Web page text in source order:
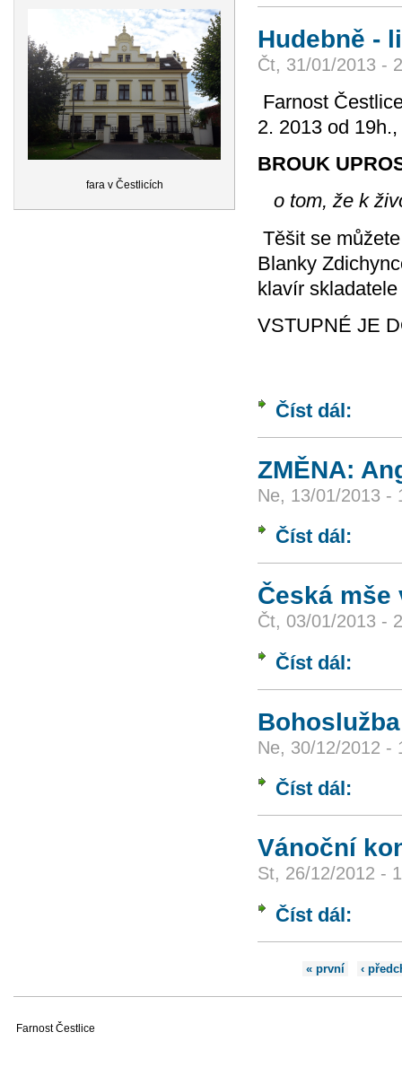
fara v Čestlicích
Hudebně -
Čt, 31/01/2013 -
Farnost
2. 2013 od
BROUK
o tom, že k
Těšit se
Blanky
klavír
VSTUPNÉ JE
Číst dál:
ZMĚNA:
Ne, 13/01/2013 -
Číst dál:
Česká
Čt, 03/01/2013 -
Číst dál:
Ne, 30/12/2012 -
Číst dál:
Vánoční
St, 26/12/2012 -
Číst dál:
Stránky« první ‹
Farnost Čestlice